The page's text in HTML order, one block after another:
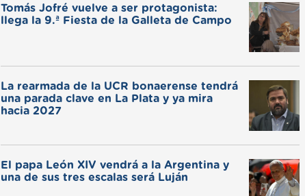
Tomás Jofré vuelve a ser protagonista:
llega la 9.ª Fiesta de la Galleta de Campo
La rearmada de la UCR bonaerense tendrá
una parada clave en La Plata y ya mira
hacia 2027
El papa León XIV vendrá a la Argentina y
una de sus tres escalas será Luján